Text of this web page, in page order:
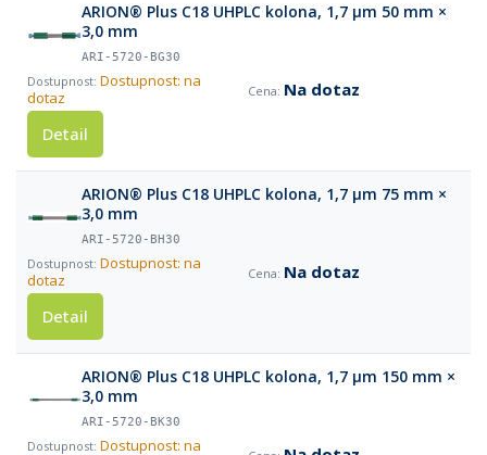
ARION® Plus C18 UHPLC kolona, 1,7 µm 50 mm ×
3,0 mm
ARI-5720-BG30
Dostupnost: na
dotaz
Na dotaz
Detail
ARION® Plus C18 UHPLC kolona, 1,7 µm 75 mm ×
3,0 mm
ARI-5720-BH30
Dostupnost: na
dotaz
Na dotaz
Detail
ARION® Plus C18 UHPLC kolona, 1,7 µm 150 mm ×
3,0 mm
ARI-5720-BK30
Dostupnost: na